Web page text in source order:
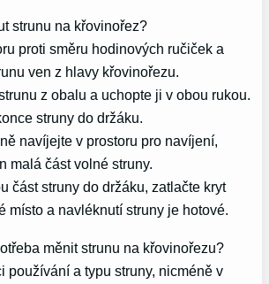
strunu na křovinořez?
proti směru hodinových ručiček a
ven z hlavy křovinořezu.
z obalu a uchopte ji v obou rukou.
struny do držáku.
navíjejte v prostoru pro navíjení,
malá část volné struny.
část struny do držáku, zatlačte kryt
místo a navléknutí struny je hotové.
měnit strunu na křovinořezu?
používání a typu struny, nicméně v